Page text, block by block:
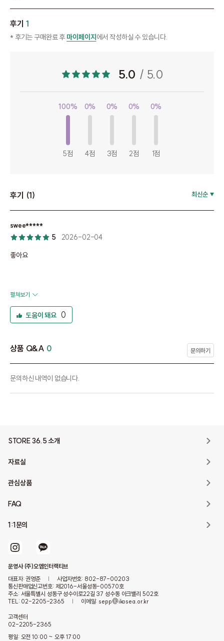
후기 1
* 후기는 구매완료 후 마이페이지 에서 작성하실 수 있습니다.
5.0 / 5.0
100%
5점
0%
4점
0%
3점
0%
2점
0%
1점
후기 (1) 최신순
swee*****
5
2026-02-04
좋아요
펼쳐보기
도움이 돼요 0
상품 Q&A 0 문의하기
문의하신 내역이 없습니다.
STORE 36.5 소개
자료실
관심상품
FAQ
1:1문의
운영사 (주)오엠인터랙티브
대표자: 권영준
|
사업자번호: 802-87-00203
통신판매업신고번호: 제2016-서울성동-00570호
주소: 서울특별시 성동구 성수이로22길 37 성수동 아크밸리 502호
TEL: 02-2205-2365
| 이메일: sepp@ikosea.or.kr
고객센터
02-2205-2365
평일: 오전 10:00 ~ 오후 17:00